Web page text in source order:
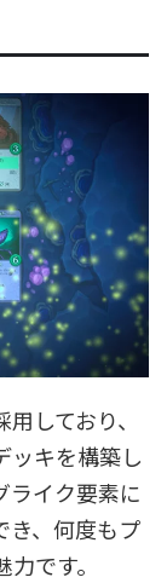
しており、
ッキを構築し
ライク要素に
き、何度もプ
です。